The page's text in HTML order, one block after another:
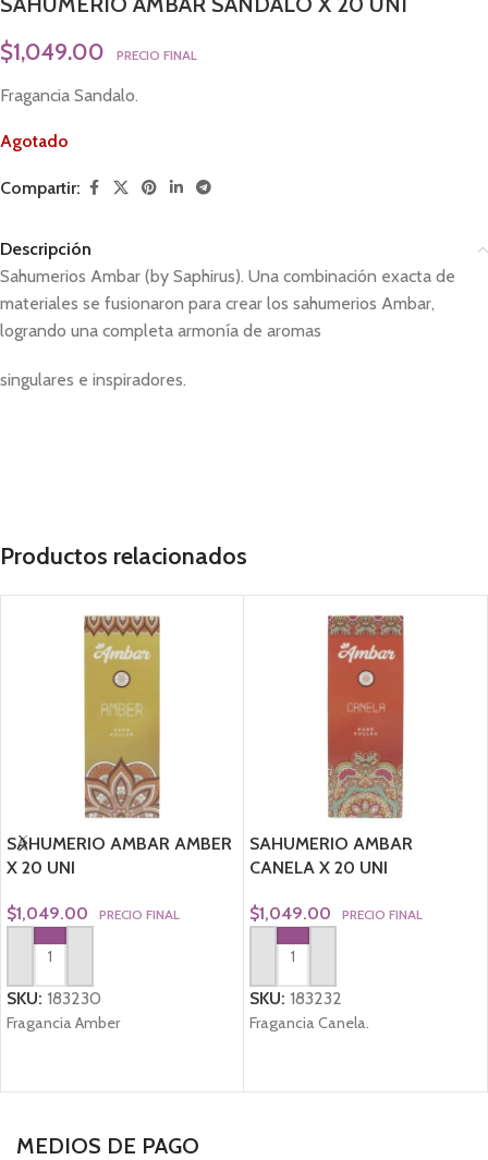
$1,049.00 PRECIO FINAL
Fragancia Sandalo.
Agotado
Compartir:
Descripción
Sahumerios Ambar (by Saphirus). Una combinación exacta de
materiales se fusionaron para crear los sahumerios Ambar,
logrando una completa armonía de aromas
singulares e inspiradores.
Productos relacionados
SAHUMERIO AMBAR AMBER
X 20 UNI
$1,049.00 PRECIO FINAL
AGREGAR AL CARRITO
SKU: 183230
Fragancia Amber
SAHUMERIO AMBAR
CANELA X 20 UNI
$1,049.00 PRECIO FINAL
AGREGAR AL CARRITO
SKU: 183232
Fragancia Canela.
MEDIOS DE PAGO